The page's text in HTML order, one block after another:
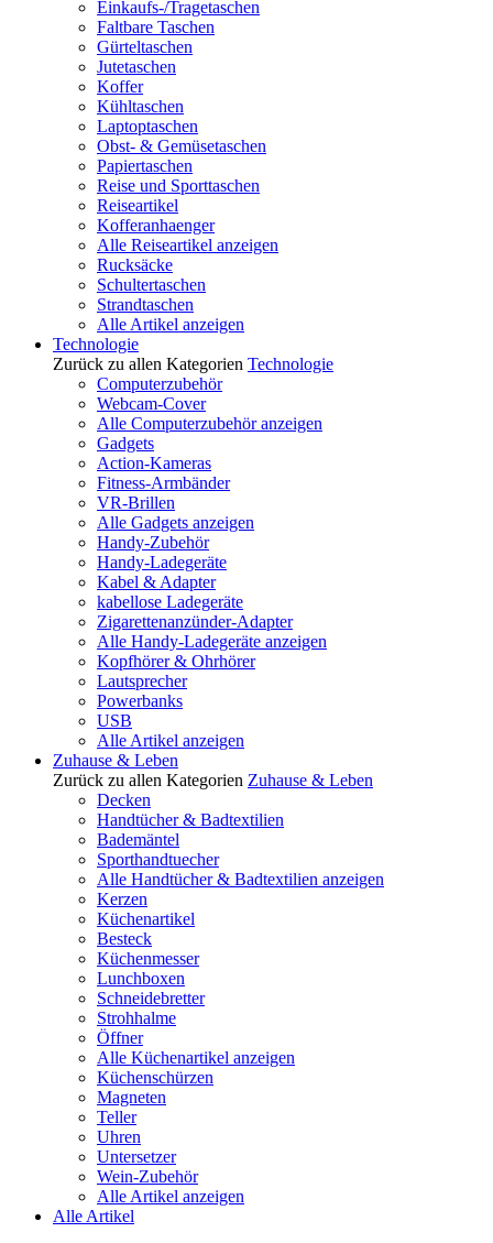
Einkaufs-/Tragetaschen
Faltbare Taschen
Gürteltaschen
Jutetaschen
Koffer
Kühltaschen
Laptoptaschen
Obst- & Gemüsetaschen
Papiertaschen
Reise und Sporttaschen
Reiseartikel
Kofferanhaenger
Alle Reiseartikel anzeigen
Rucksäcke
Schultertaschen
Strandtaschen
Alle Artikel anzeigen
Technologie
Zurück zu allen Kategorien Technologie
Computerzubehör
Webcam-Cover
Alle Computerzubehör anzeigen
Gadgets
Action-Kameras
Fitness-Armbänder
VR-Brillen
Alle Gadgets anzeigen
Handy-Zubehör
Handy-Ladegeräte
Kabel & Adapter
kabellose Ladegeräte
Zigarettenanzünder-Adapter
Alle Handy-Ladegeräte anzeigen
Kopfhörer & Ohrhörer
Lautsprecher
Powerbanks
USB
Alle Artikel anzeigen
Zuhause & Leben
Zurück zu allen Kategorien Zuhause & Leben
Decken
Handtücher & Badtextilien
Bademäntel
Sporthandtuecher
Alle Handtücher & Badtextilien anzeigen
Kerzen
Küchenartikel
Besteck
Küchenmesser
Lunchboxen
Schneidebretter
Strohhalme
Öffner
Alle Küchenartikel anzeigen
Küchenschürzen
Magneten
Teller
Uhren
Untersetzer
Wein-Zubehör
Alle Artikel anzeigen
Alle Artikel